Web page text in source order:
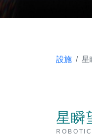
設施 星
星瞬